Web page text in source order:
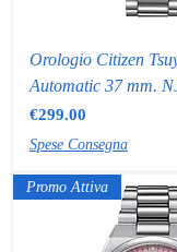
Orologio Citizen
Automatic 37 mm.
Price
€299.00
Spese Consegna
Promo Attiva